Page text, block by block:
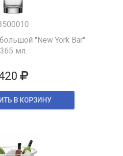
"New York Bar"
365 мл.
В КОРЗИНУ